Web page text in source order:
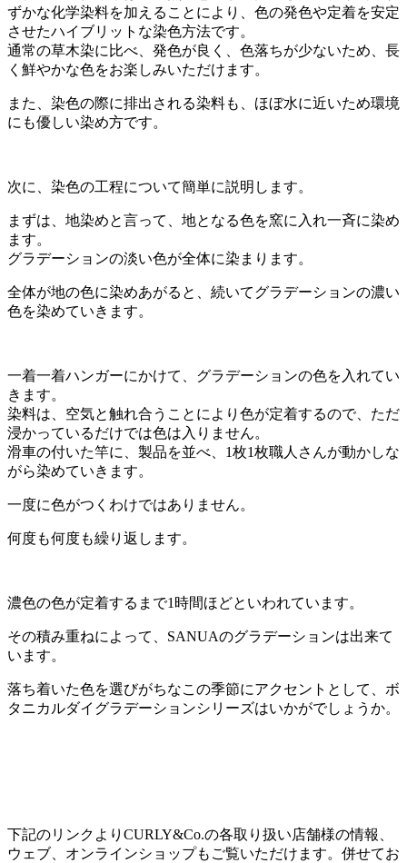
ずかな化学染料を加えることにより、色の発色や定着を安定
させたハイブリットな染色方法です。
通常の草木染に比べ、発色が良く、色落ちが少ないため、長
く鮮やかな色をお楽しみいただけます。
また、染色の際に排出される染料も、ほぼ水に近いため環境
にも優しい染め方です。
次に、染色の工程について簡単に説明します。
まずは、地染めと言って、地となる色を窯に入れ一斉に染め
ます。
グラデーションの淡い色が全体に染まります。
全体が地の色に染めあがると、続いてグラデーションの濃い
色を染めていきます。
一着一着ハンガーにかけて、グラデーションの色を入れてい
きます。
染料は、空気と触れ合うことにより色が定着するので、ただ
浸かっているだけでは色は入りません。
滑車の付いた竿に、製品を並べ、1枚1枚職人さんが動かしな
がら染めていきます。
一度に色がつくわけではありません。
何度も何度も繰り返します。
濃色の色が定着するまで1時間ほどといわれています。
その積み重ねによって、SANUAのグラデーションは出来て
います。
落ち着いた色を選びがちなこの季節にアクセントとして、ボ
タニカルダイグラデーションシリーズはいかがでしょうか。
下記のリンクよりCURLY&Co.の各取り扱い店舗様の情報、
ウェブ、オンラインショップもご覧いただけます。併せてお